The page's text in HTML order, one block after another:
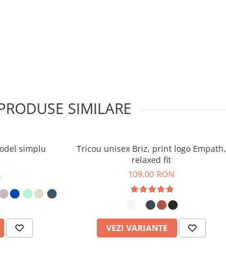
, fără
SIMILARE
simplu
Tricou unisex Briz, print logo Empath,
relaxed fit
109,00 RON
VEZI VARIANTE